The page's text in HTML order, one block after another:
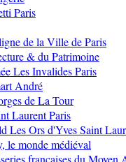
Paris
de la Ville de Paris
& du Patrimoine
Les Invalides Paris
André
de La Tour
Laurent Paris
Les Ors d'Yves Saint
le monde médiéval